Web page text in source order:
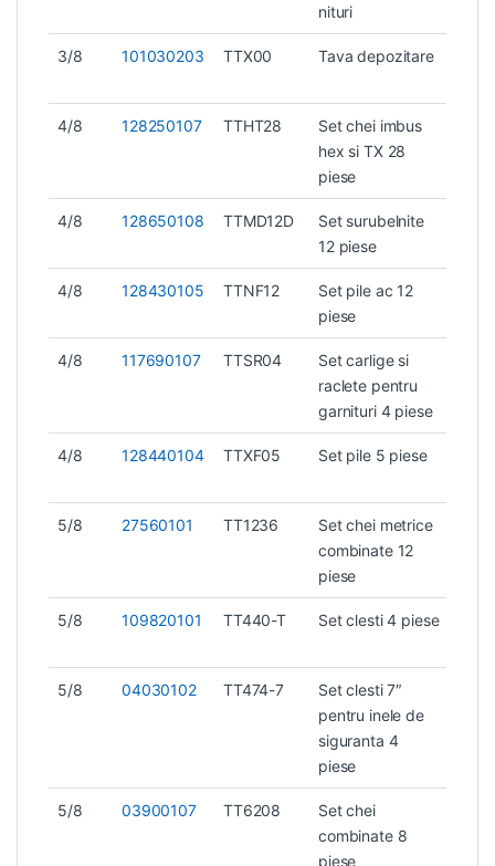
nituri
3/8 101030203 TTX00 Tava depozitare
4/8 128250107 TTHT28
Set chei imbus
hex si TX 28
piese
4/8 128650108 TTMD12D
Set surubelnite
12 piese
4/8 128430105 TTNF12
Set pile ac 12
piese
4/8 117690107 TTSR04
Set carlige si
raclete pentru
garnituri 4 piese
4/8 128440104 TTXF05 Set pile 5 piese
5/8 27560101 TT1236
Set chei metrice
combinate 12
piese
5/8 109820101 TT440-T Set clesti 4 piese
5/8 04030102 TT474-7
Set clesti 7″
pentru inele de
siguranta 4
piese
5/8 03900107 TT6208
Set chei
combinate 8
piese